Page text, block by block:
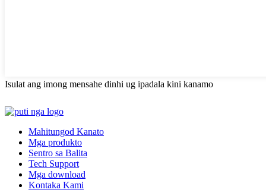
Isulat ang imong mensahe dinhi ug ipadala kini kanamo
Mahitungod Kanato
Mga produkto
Sentro sa Balita
Tech Support
Mga download
Kontaka Kami